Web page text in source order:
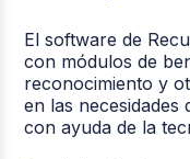
El software de
con módulos de
reconocimiento y
en las
con ayuda de la